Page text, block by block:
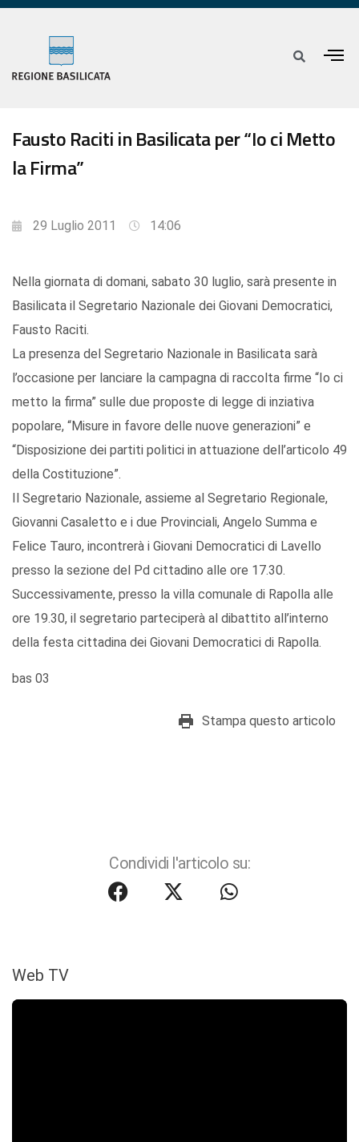
Fausto Raciti in Basilicata per “Io ci Metto
la Firma”
29 Luglio 2011 14:06
Nella giornata di domani, sabato 30 luglio, sarà presente in
Basilicata il Segretario Nazionale dei Giovani Democratici,
Fausto Raciti.
La presenza del Segretario Nazionale in Basilicata sarà
l’occasione per lanciare la campagna di raccolta firme “Io ci
metto la firma” sulle due proposte di legge di inziativa
popolare, “Misure in favore delle nuove generazioni” e
“Disposizione dei partiti politici in attuazione dell’articolo 49
della Costituzione”.
Il Segretario Nazionale, assieme al Segretario Regionale,
Giovanni Casaletto e i due Provinciali, Angelo Summa e
Felice Tauro, incontrerà i Giovani Democratici di Lavello
presso la sezione del Pd cittadino alle ore 17.30.
Successivamente, presso la villa comunale di Rapolla alle
ore 19.30, il segretario parteciperà al dibattito all’interno
della festa cittadina dei Giovani Democratici di Rapolla.
bas 03
Stampa questo articolo
Condividi l'articolo su:
Web TV